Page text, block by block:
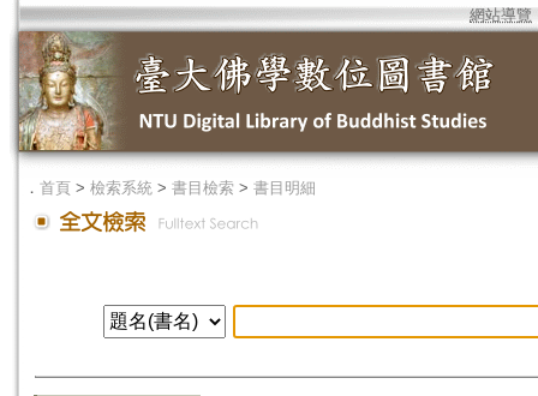
網站導覽
． 首頁 > 檢索系統 > 書目檢索 > 書目明細